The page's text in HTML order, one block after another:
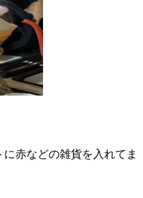
赤などの雑貨を入れてま